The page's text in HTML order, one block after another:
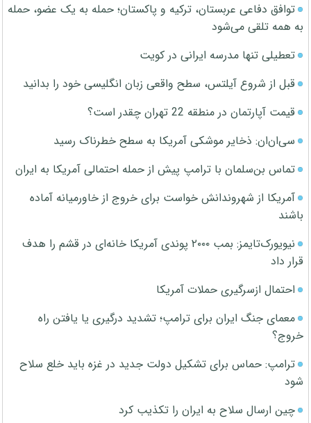
توافق دفاعی عربستان، ترکیه و پاکستان؛ حمله به یک عضو، حمله
به همه تلقی می‌شود
تعطیلی تنها مدرسه ایرانی در کویت
قبل از شروع آیلتس، سطح واقعی زبان انگلیسی خود را بدانید
قیمت آپارتمان در منطقه 22 تهران چقدر است؟
سی‌ان‌ان: ذخایر موشکی آمریکا به سطح خطرناک رسید
تماس بن‌سلمان با ترامپ پیش از حمله احتمالی آمریکا به ایران
آمریکا از شهروندانش خواست برای خروج از خاورمیانه آماده
باشند
نیویورک‌تایمز: بمب ۲۰۰۰ پوندی آمریکا خانه‌ای در قشم را هدف
قرار داد
احتمال ازسرگیری حملات آمریکا
معمای جنگ ایران برای ترامپ؛ تشدید درگیری یا یافتن راه
خروج؟
ترامپ: حماس برای تشکیل دولت جدید در غزه باید خلع سلاح
شود
چین ارسال سلاح به ایران را تکذیب کرد